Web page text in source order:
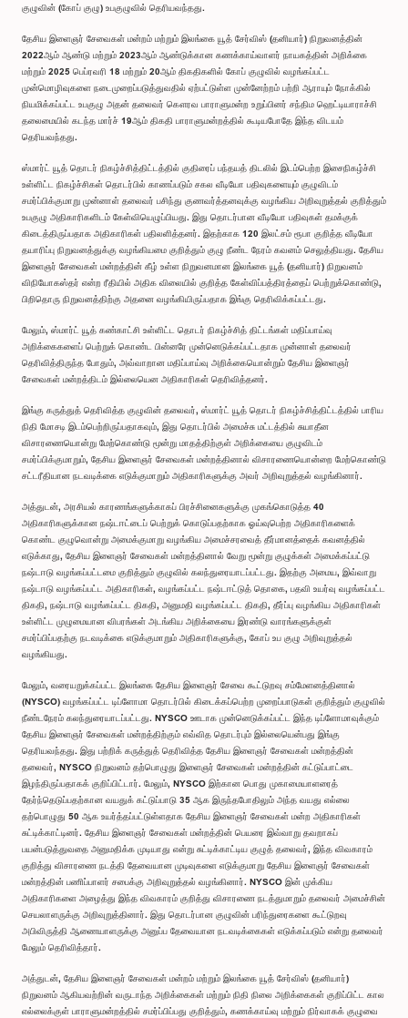
குழுவின் (கோப் குழு) உபகுழுவில் தெரியவந்தது.
தேசிய இளைஞர் சேவைகள் மன்றம் மற்றும் இலங்கை யூத் சேர்விஸ் (தனியார்) நிறுவனத்தின்
2022ஆம் ஆண்டு மற்றும் 2023ஆம் ஆண்டுக்கான கணக்காய்வாளர் நாயகத்தின் அறிக்கை
மற்றும் 2025 பெப்ரவரி 18 மற்றும் 20ஆம் திகதிகளில் கோப் குழுவில் வழங்கப்பட்ட
முன்மொழிவுகளை நடைமுறைப்படுத்துவதில் ஏற்பட்டுள்ள முன்னேற்றம் பற்றி ஆராயும் நோக்கில்
நியமிக்கப்பட்ட உபகுழு அதன் தலைவர் கௌரவ பாராளுமன்ற உறுப்பினர் சந்திம ஹெட்டியாராச்சி
தலைமையில் கடந்த மார்ச் 19ஆம் திகதி பாராளுமன்றத்தில் கூடியபோதே இந்த விடயம்
தெரியவந்தது.
ஸ்மார்ட் யூத் தொடர் நிகழ்ச்சித்திட்டத்தில் குதிரைப் பந்தயத் திடலில் இடம்பெற்ற இசைநிகழ்ச்சி
உள்ளிட்ட நிகழ்ச்சிகள் தொடர்பில் காணப்படும் சகல வீடியோ பதிவுகளையும் குழுவிடம்
சமர்ப்பிக்குமாறு முன்னாள் தலைவர் பசிந்து குணவர்த்தனவுக்கு வழங்கிய அறிவுறுத்தல் குறித்தும்
உபகுழு அதிகாரிகளிடம் கேள்வியெழுப்பியது. இது தொடர்பான வீடியோ பதிவுகள் தமக்குக்
கிடைத்திருப்பதாக அதிகாரிகள் பதிலளித்தனர். இதற்காக 120 இலட்சம் ரூபா குறித்த வீடியோ
தயாரிப்பு நிறுவனத்துக்கு வழங்கியமை குறித்தும் குழு நீண்ட நேரம் கவனம் செலுத்தியது. தேசிய
இளைஞர் சேவைகள் மன்றத்தின் கீழ் உள்ள நிறுவனமான இலங்கை யூத் (தனியார்) நிறுவனம்
விநியோகஸ்தர் என்ற ரீதியில் அதிக விலையில் குறித்த கேள்விப்பத்திரத்தைப் பெற்றுக்கொண்டு,
பிறிதொரு நிறுவனத்திற்கு அதனை வழங்கியிருப்பதாக இங்கு தெரிவிக்கப்பட்டது.
மேலும், ஸ்மார்ட் யூத் கண்காட்சி உள்ளிட்ட தொடர் நிகழ்ச்சித் திட்டங்கள் மதிப்பாய்வு
அறிக்கைகளைப் பெற்றுக் கொண்ட பின்னரே முன்னெடுக்கப்பட்டதாக முன்னாள் தலைவர்
தெரிவித்திருந்த போதும், அவ்வாறான மதிப்பாய்வு அறிக்கையொன்றும் தேசிய இளைஞர்
சேவைகள் மன்றத்திடம் இல்லையென அதிகாரிகள் தெரிவித்தனர்.
இங்கு கருத்துத் தெரிவித்த குழுவின் தலைவர், ஸ்மார்ட் யூத் தொடர் நிகழ்ச்சித்திட்டத்தில் பாரிய
நிதி மோசடி இடம்பெற்றிருப்பதாகவும், இது தொடர்பில் அமைச்சு மட்டத்தில் சுயாதீன
விசாரணையொன்று மேற்கொண்டு மூன்று மாதத்திற்குள் அறிக்கையை குழுவிடம்
சமர்ப்பிக்குமாறும், தேசிய இளைஞர் சேவைகள் மன்றத்தினால் விசாரணையொன்றை மேற்கொண்டு
சட்டரீதியான நடவடிக்கை எடுக்குமாறும் அதிகாரிகளுக்கு அவர் அறிவுறுத்தல் வழங்கினார்.
அத்துடன், அரசியல் காரணங்களுக்காகப் பிரச்சினைகளுக்கு முகங்கொடுத்த 40
அதிகாரிகளுக்கான நஷ்டஈட்டைப் பெற்றுக் கொடுப்பதற்காக ஓய்வுபெற்ற அதிகாரிகளைக்
கொண்ட குழுவொன்று அமைக்குமாறு வழங்கிய அமைச்சரவைத் தீர்மானத்தைக் கவனத்தில்
எடுக்காது, தேசிய இளைஞர் சேவைகள் மன்றத்தினால் வேறு மூன்று குழுக்கள் அமைக்கப்பட்டு
நஷ்டஈடு வழங்கப்பட்டமை குறித்தும் குழுவில் கலந்துரையாடப்பட்டது. இதற்கு அமைய, இவ்வாறு
நஷ்டஈடு வழங்கப்பட்ட அதிகாரிகள், வழங்கப்பட்ட நஷ்டஈட்டுத் தொகை, பதவி உயர்வு வழங்கப்பட்ட
திகதி, நஷ்டஈடு வழங்கப்பட்ட திகதி, அனுமதி வழங்கப்பட்ட திகதி, தீர்ப்பு வழங்கிய அதிகாரிகள்
உள்ளிட்ட முழுமையான விபரங்கள் அடங்கிய அறிக்கையை இரண்டு வாரங்களுக்குள்
சமர்ப்பிப்பதற்கு நடவடிக்கை எடுக்குமாறும் அதிகாரிகளுக்கு, கோப் உப குழு அறிவுறுத்தல்
வழங்கியது.
மேலும், வரையறுக்கப்பட்ட இலங்கை தேசிய இளைஞர் சேவை கூட்டுறவு சம்மேளனத்தினால்
(NYSCO) வழங்கப்பட்ட டிப்ளோமா தொடர்பில் கிடைக்கப்பெற்ற முறைப்பாடுகள் குறித்தும் குழுவில்
நீண்டநேரம் கலந்துரையாடப்பட்டது. NYSCO ஊடாக முன்னெடுக்கப்பட்ட இந்த டிப்ளோமாவுக்கும்
தேசிய இளைஞர் சேவைகள் மன்றத்திற்கும் எவ்வித தொடர்பும் இல்லையென்பது இங்கு
தெரியவந்தது. இது பற்றிக் கருத்துத் தெரிவித்த தேசிய இளைஞர் சேவைகள் மன்றத்தின்
தலைவர், NYSCO நிறுவனம் தற்பொழுது இளைஞர் சேவைகள் மன்றத்தின் கட்டுப்பாட்டை
இழந்திருப்பதாகக் குறிப்பிட்டார். மேலும், NYSCO இற்கான பொது முகாமையாளரைத்
தேர்ந்தெடுப்பதற்கான வயதுக் கட்டுப்பாடு 35 ஆக இருந்தபோதிலும் அந்த வயது எல்லை
தற்பொழுது 50 ஆக உயர்த்தப்பட்டுள்ளதாக தேசிய இளைஞர் சேவைகள் மன்ற அதிகாரிகள்
சுட்டிக்காட்டினர். தேசிய இளைஞர் சேவைகள் மன்றத்தின் பெயரை இவ்வாறு தவறாகப்
பயன்படுத்துவதை அனுமதிக்க முடியாது என்று சுட்டிக்காட்டிய குழுத் தலைவர், இந்த விவகாரம்
குறித்து விசாரணை நடத்தி தேவையான முடிவுகளை எடுக்குமாறு தேசிய இளைஞர் சேவைகள்
மன்றத்தின் பணிப்பாளர் சபைக்கு அறிவுறுத்தல் வழங்கினார். NYSCO இன் முக்கிய
அதிகாரிகளை அழைத்து இந்த விவகாரம் குறித்து விசாரணை நடத்துமாறும் தலைவர் அமைச்சின்
செயலாளருக்கு அறிவுறுத்தினார். இது தொடர்பான குழுவின் பரிந்துரைகளை கூட்டுறவு
அபிவிருத்தி ஆணையாளருக்கு அனுப்ப தேவையான நடவடிக்கைகள் எடுக்கப்படும் என்று தலைவர்
மேலும் தெரிவித்தார்.
அத்துடன், தேசிய இளைஞர் சேவைகள் மன்றம் மற்றும் இலங்கை யூத் சேர்விஸ் (தனியார்)
நிறுவனம் ஆகியவற்றின் வருடாந்த அறிக்கைகள் மற்றும் நிதி நிலை அறிக்கைகள் குறிப்பிட்ட கால
எல்லைக்குள் பாராளுமன்றத்தில் சமர்ப்பிப்பது குறித்தும், கணக்காய்வு மற்றும் நிர்வாகக் குழுவை